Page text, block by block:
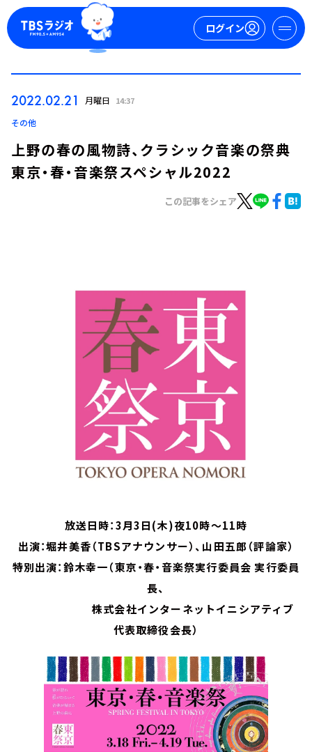
ログイン
TBS Podcast
イベント・グッズ
YouTube
2022.02.21 月曜日 14:37
その他
上野の春の風物詩、クラシック音楽の祭典
東京・春・音楽祭スペシャル2022
この記事をシェア
放送日時：3月3日(木)夜10時～11時
出演：堀井美香（TBSアナウンサー）、山田五郎（評論家）
特別出演：鈴木幸一（東京・春・音楽祭実行委員会 実行委員
長、
株式会社インターネットイニシアティブ
代表取締役会長）